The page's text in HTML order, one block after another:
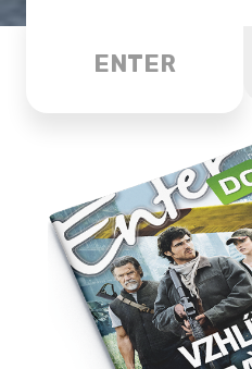
ENTER